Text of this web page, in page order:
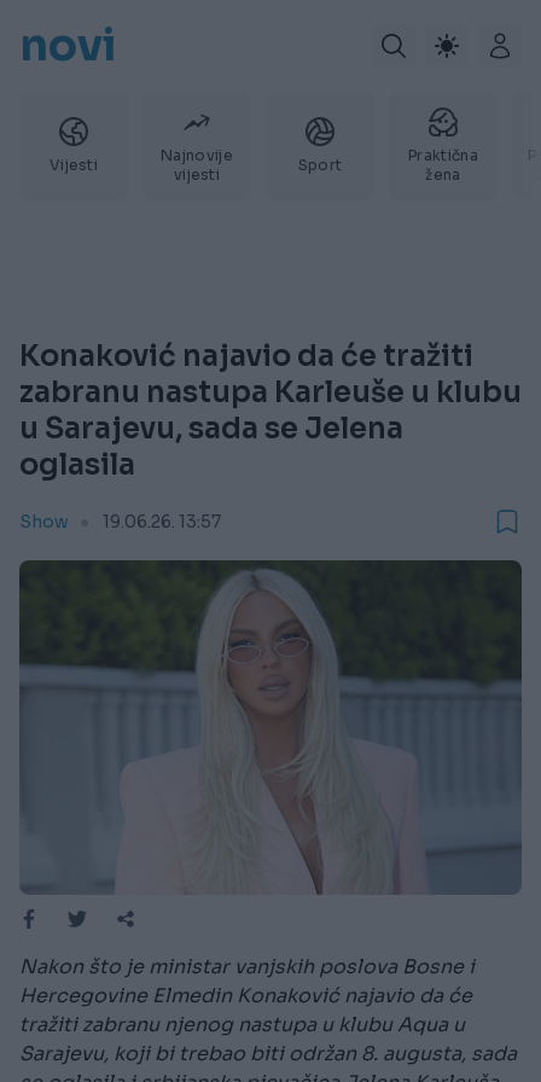
novi
Vijesti
Najnovije
vijesti
Sport
Praktična
žena
Konaković najavio da će tražiti
zabranu nastupa Karleuše u klubu
u Sarajevu, sada se Jelena
oglasila
Show 19.06.26. 13:57
Nakon što je ministar vanjskih poslova Bosne i
Hercegovine Elmedin Konaković najavio da će
tražiti zabranu njenog nastupa u klubu Aqua u
Sarajevu, koji bi trebao biti održan 8. augusta, sada